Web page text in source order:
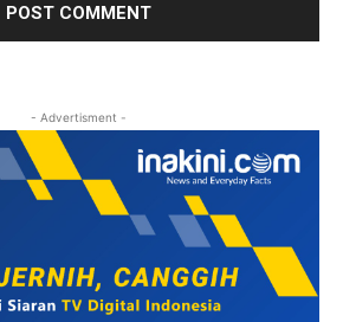
- Advertisment -